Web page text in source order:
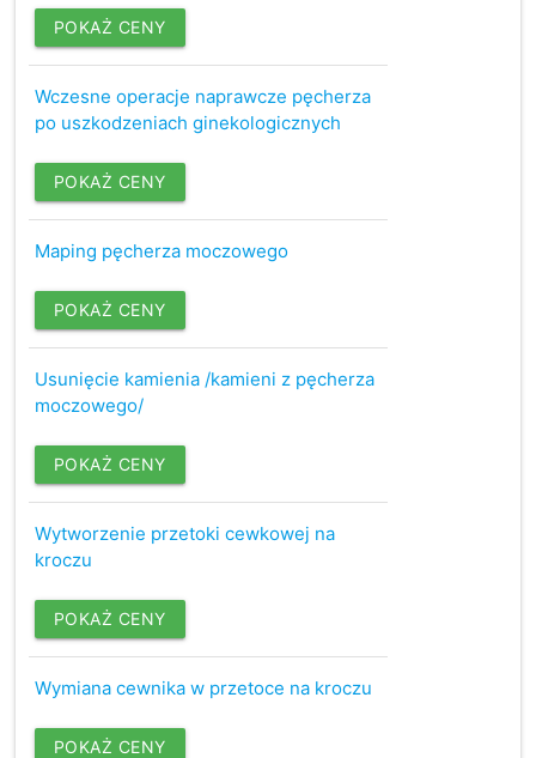
POKAŻ CENY
Wczesne operacje naprawcze pęcherza
po uszkodzeniach ginekologicznych
POKAŻ CENY
Maping pęcherza moczowego
POKAŻ CENY
Usunięcie kamienia /kamieni z pęcherza
moczowego/
POKAŻ CENY
Wytworzenie przetoki cewkowej na
kroczu
POKAŻ CENY
Wymiana cewnika w przetoce na kroczu
POKAŻ CENY